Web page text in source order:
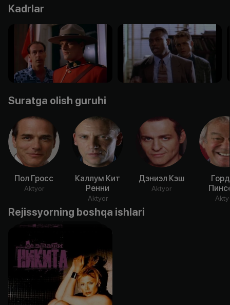
Kadrlar
Suratga olish guruhi
Пол Гросс
Aktyor
Каллум Кит
Ренни
Aktyor
Дэниэл Кэш
Aktyor
Rejissyorning boshqa ishlari